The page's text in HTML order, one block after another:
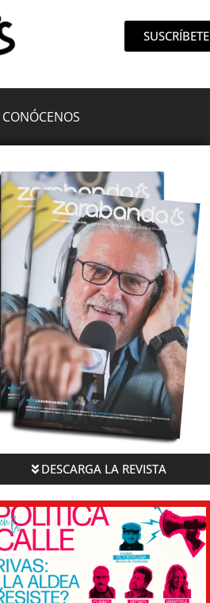
SUSCRÍBETE
CONÓCENOS
DESCARGA LA REVISTA